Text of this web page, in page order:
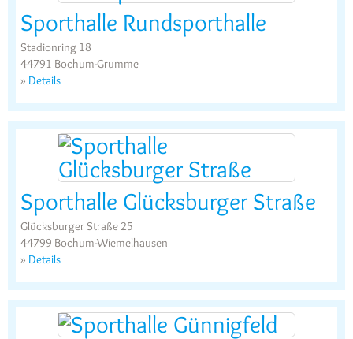
Sporthalle Rundsporthalle
Stadionring 18
44791 Bochum-Grumme
» Details
Sporthalle Glücksburger Straße
Glücksburger Straße 25
44799 Bochum-Wiemelhausen
» Details